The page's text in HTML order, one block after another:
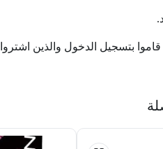
بتسجيل الدخول والذين